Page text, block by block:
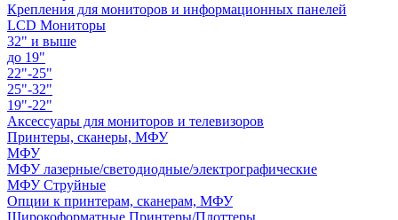
Крепления для мониторов и информационных панелей
LCD Мониторы
32" и выше
до 19"
22"-25"
25"-32"
19"-22"
Аксессуары для мониторов и телевизоров
Принтеры, сканеры, МФУ
МФУ
МФУ лазерные/светодиодные/электрографические
МФУ Струйные
Опции к принтерам, сканерам, МФУ
Широкоформатные Принтеры/Плоттеры